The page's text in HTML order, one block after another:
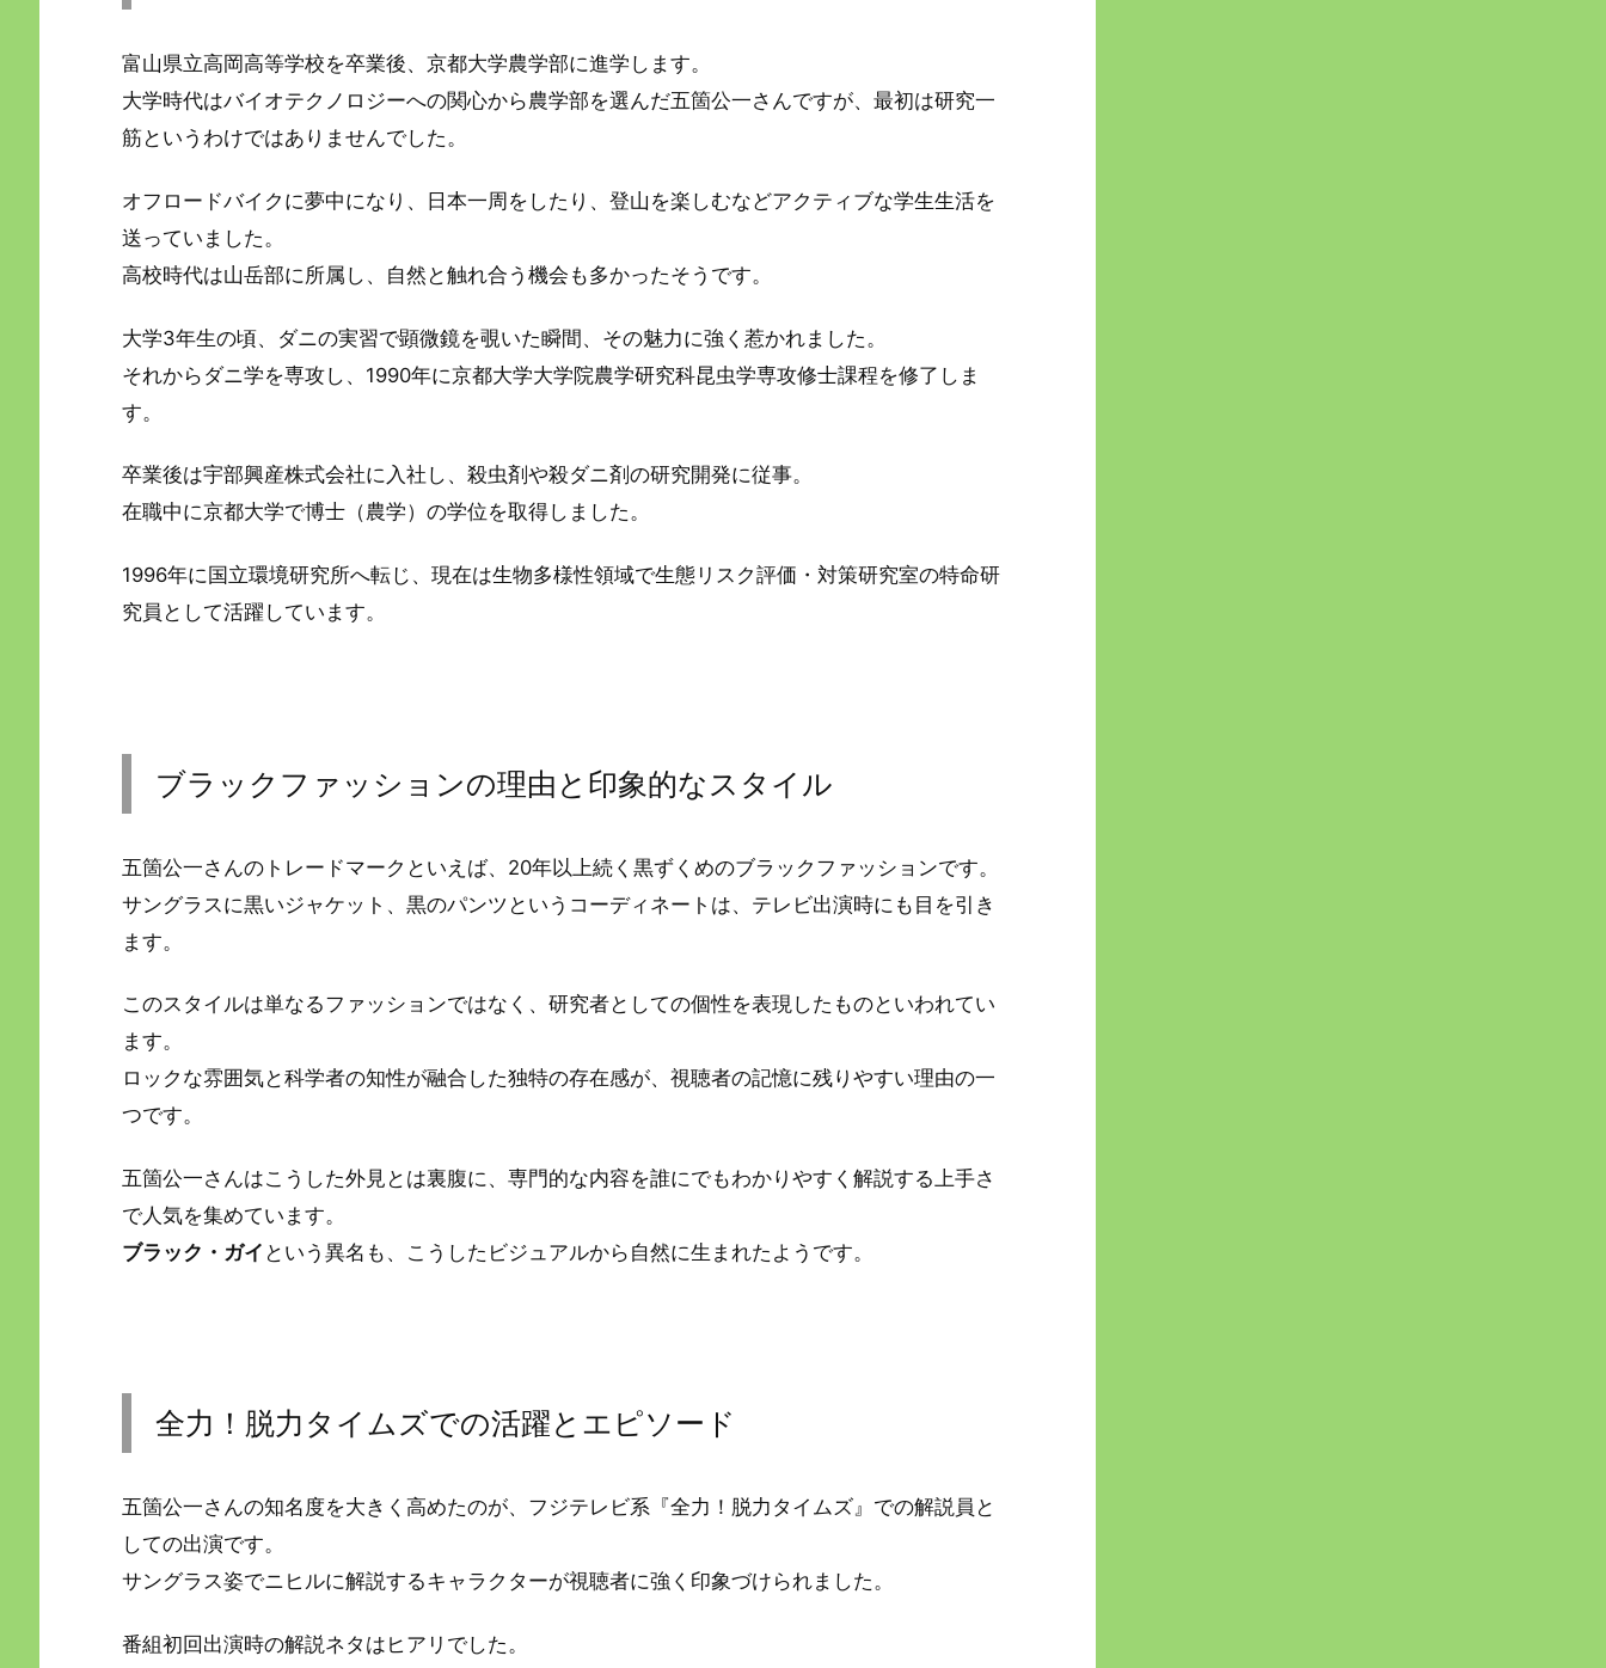
富山県立高岡高等学校を卒業後、京都大学農学部に進学します。
大学時代はバイオテクノロジーへの関心から農学部を選んだ五箇公一さんですが、最初は研究一
筋というわけではありませんでした。
オフロードバイクに夢中になり、日本一周をしたり、登山を楽しむなどアクティブな学生生活を
送っていました。
高校時代は山岳部に所属し、自然と触れ合う機会も多かったそうです。
大学3年生の頃、ダニの実習で顕微鏡を覗いた瞬間、その魅力に強く惹かれました。
それからダニ学を専攻し、1990年に京都大学大学院農学研究科昆虫学専攻修士課程を修了しま
す。
卒業後は宇部興産株式会社に入社し、殺虫剤や殺ダニ剤の研究開発に従事。
在職中に京都大学で博士（農学）の学位を取得しました。
1996年に国立環境研究所へ転じ、現在は生物多様性領域で生態リスク評価・対策研究室の特命研
究員として活躍しています。
ブラックファッションの理由と印象的なスタイル
五箇公一さんのトレードマークといえば、20年以上続く黒ずくめのブラックファッションです。
サングラスに黒いジャケット、黒のパンツというコーディネートは、テレビ出演時にも目を引き
ます。
このスタイルは単なるファッションではなく、研究者としての個性を表現したものといわれてい
ます。
ロックな雰囲気と科学者の知性が融合した独特の存在感が、視聴者の記憶に残りやすい理由の一
つです。
五箇公一さんはこうした外見とは裏腹に、専門的な内容を誰にでもわかりやすく解説する上手さ
で人気を集めています。
ブラック・ガイ という異名も、こうしたビジュアルから自然に生まれたようです。
全力！脱力タイムズでの活躍とエピソード
五箇公一さんの知名度を大きく高めたのが、フジテレビ系『全力！脱力タイムズ』での解説員と
しての出演です。
サングラス姿でニヒルに解説するキャラクターが視聴者に強く印象づけられました。
番組初回出演時の解説ネタはヒアリでした。